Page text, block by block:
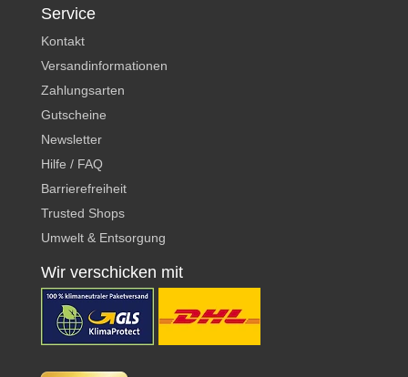
Service
Kontakt
Versandinformationen
Zahlungsarten
Gutscheine
Newsletter
Hilfe / FAQ
Barrierefreiheit
Trusted Shops
Umwelt & Entsorgung
Wir verschicken mit